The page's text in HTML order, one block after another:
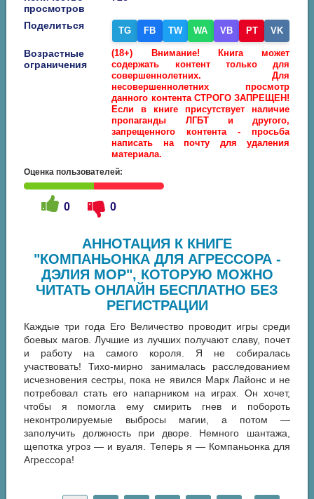
просмотров
Поделиться TG FB TW WA VB PT VK
Возрастные
ограничения
(18+) Внимание! Книга может
содержать контент только для
совершеннолетних. Для
несовершеннолетних просмотр
данного контента СТРОГО ЗАПРЕЩЕН!
Если в книге присутствует наличие
пропаганды ЛГБТ и другого,
запрещенного контента - просьба
написать на почту для удаления
материала.
Оценка пользователей:
0 0
АННОТАЦИЯ К КНИГЕ
"КОМПАНЬОНКА ДЛЯ АГРЕССОРА -
ДЭЛИЯ МОР", КОТОРУЮ МОЖНО
ЧИТАТЬ ОНЛАЙН БЕСПЛАТНО БЕЗ
РЕГИСТРАЦИИ
Каждые три года Его Величество проводит игры среди
боевых магов. Лучшие из лучших получают славу, почет
и работу на самого короля. Я не собиралась
участвовать! Тихо-мирно занималась расследованием
исчезновения сестры, пока не явился Марк Лайонс и не
потребовал стать его напарником на играх. Он хочет,
чтобы я помогла ему смирить гнев и побороть
неконтролируемые выбросы магии, а потом —
заполучить должность при дворе. Немного шантажа,
щепотка угроз — и вуаля. Теперь я — Компаньонка для
Агрессора!